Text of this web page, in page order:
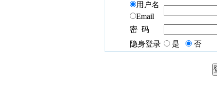
用户名
Email
密 码
隐身登录
是 否